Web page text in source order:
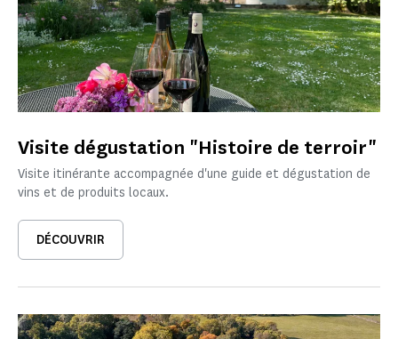
Visite dégustation "Histoire de terroir"
Visite itinérante accompagnée d'une guide et dégustation de
vins et de produits locaux.
DÉCOUVRIR